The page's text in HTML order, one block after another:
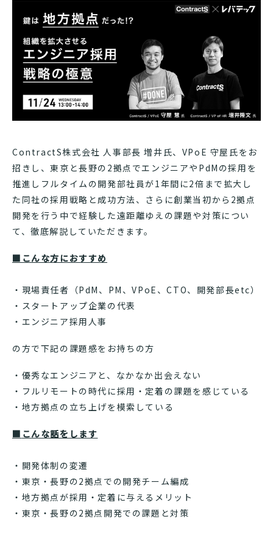
ContractS株式会社 人事部長 増井氏、VPoE 守屋氏をお
招きし、東京と長野の2拠点でエンジニアやPdMの採用を
推進しフルタイムの開発部社員が1年間に2倍まで拡大し
た同社の採用戦略と成功方法、さらに創業当初から2拠点
開発を行う中で経験した遠距離ゆえの課題や対策につい
て、徹底解説していただきます。
■こんな方におすすめ
・現場責任者（PdM、PM、VPoE、CTO、開発部長etc）
・スタートアップ企業の代表
・エンジニア採用人事
の方で下記の課題感をお持ちの方
・優秀なエンジニアと、なかなか出会えない
・フルリモートの時代に採用・定着の課題を感じている
・地方拠点の立ち上げを模索している
■ こんな話をします
・開発体制の変遷
・東京・長野の2拠点での開発チーム編成
・地方拠点が採用・定着に与えるメリット
・東京・長野の2拠点開発での課題と対策